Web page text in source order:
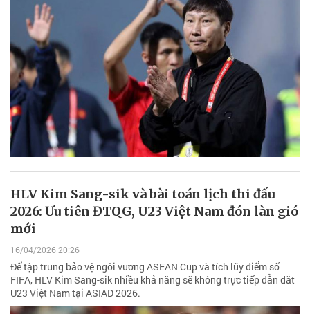
HLV Kim Sang-sik và bài toán lịch thi đấu
2026: Ưu tiên ĐTQG, U23 Việt Nam đón làn gió
mới
16/04/2026 20:26
Để tập trung bảo vệ ngôi vương ASEAN Cup và tích lũy điểm số
FIFA, HLV Kim Sang-sik nhiều khả năng sẽ không trực tiếp dẫn dắt
U23 Việt Nam tại ASIAD 2026.